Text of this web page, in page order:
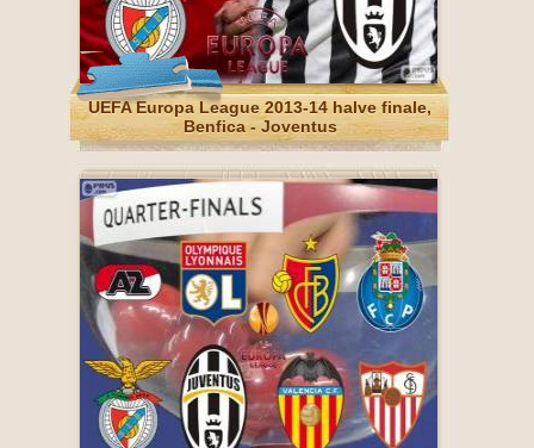
UEFA Europa League 2013-14 halve finale,
Benfica - Joventus